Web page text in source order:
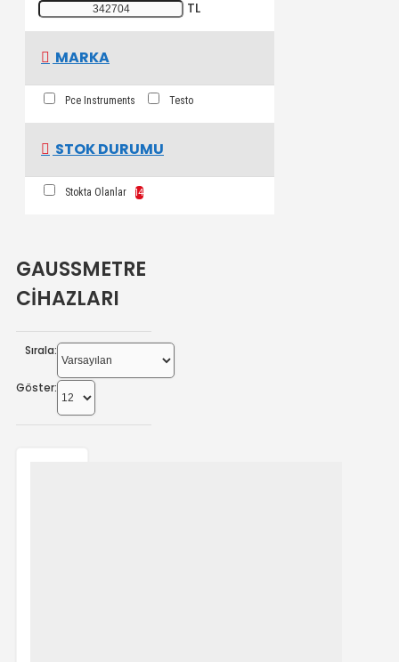
TL
MARKA
Pce Instruments Testo
STOK DURUMU
Stokta Olanlar 14
GAUSSMETRE
CİHAZLARI
Sırala:
Göster: